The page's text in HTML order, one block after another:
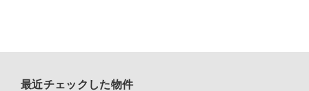
最近チェックした物件